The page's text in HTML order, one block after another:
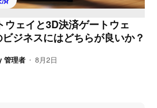
ウェイと3D決済ゲートウェ
ジネスにはどちらが良いか？
管理者 • 8月2日